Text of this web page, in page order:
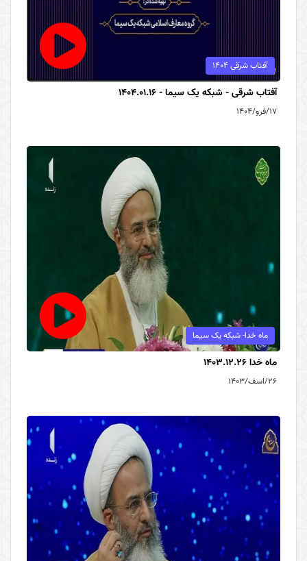
آفتاب شرقی 1404
آفتاب شرقی - شبکه یک سیما - 1404.01.16
۱۷/فرو/۱۴۰۴
ماه خدا- شبکه یک سیما
ماه خدا 1403.12.26
۲۶/اسف/۱۴۰۳